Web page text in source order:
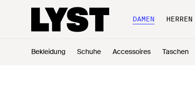
DAMEN HERREN
Bekleidung Schuhe Accessoires Taschen